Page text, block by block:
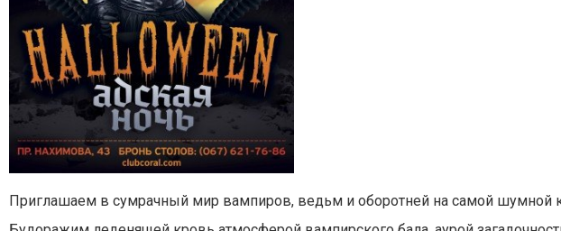
Приглашаем в сумрачный мир вампиров, ведьм и оборотней на самой шумной